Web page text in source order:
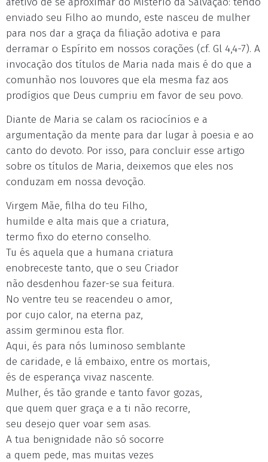
enviado seu Filho ao mundo, este nasceu de mulher
para nos dar a graça da filiação adotiva e para
derramar o Espírito em nossos corações (cf. Gl 4,4-7). A
invocação dos títulos de Maria nada mais é do que a
comunhão nos louvores que ela mesma faz aos
prodígios que Deus cumpriu em favor de seu povo.
Diante de Maria se calam os raciocínios e a
argumentação da mente para dar lugar à poesia e ao
canto do devoto. Por isso, para concluir esse artigo
sobre os títulos de Maria, deixemos que eles nos
conduzam em nossa devoção.
Virgem Mãe, filha do teu Filho,
humilde e alta mais que a criatura,
termo fixo do eterno conselho.
Tu és aquela que a humana criatura
enobreceste tanto, que o seu Criador
não desdenhou fazer-se sua feitura.
No ventre teu se reacendeu o amor,
por cujo calor, na eterna paz,
assim germinou esta flor.
Aqui, és para nós luminoso semblante
de caridade, e lá embaixo, entre os mortais,
és de esperança vivaz nascente.
Mulher, és tão grande e tanto favor gozas,
que quem quer graça e a ti não recorre,
seu desejo quer voar sem asas.
A tua benignidade não só socorre
a quem pede, mas muitas vezes